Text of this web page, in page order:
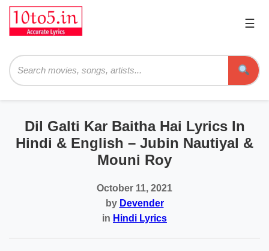
☰
Dil Galti Kar Baitha Hai Lyrics In
Hindi & English – Jubin Nautiyal &
Mouni Roy
October 11, 2021
by Devender
in Hindi Lyrics